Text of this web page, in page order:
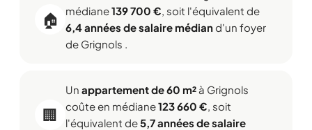
🏠
médiane139 700 €, soit l'équivalent de
6,4 années de salaire médiand'un foyer
de Grignols .
🏢
Un appartement de 60 m² à Grignols
coûte en médiane123 660 €, soit
l'équivalent de5,7 années de salaire